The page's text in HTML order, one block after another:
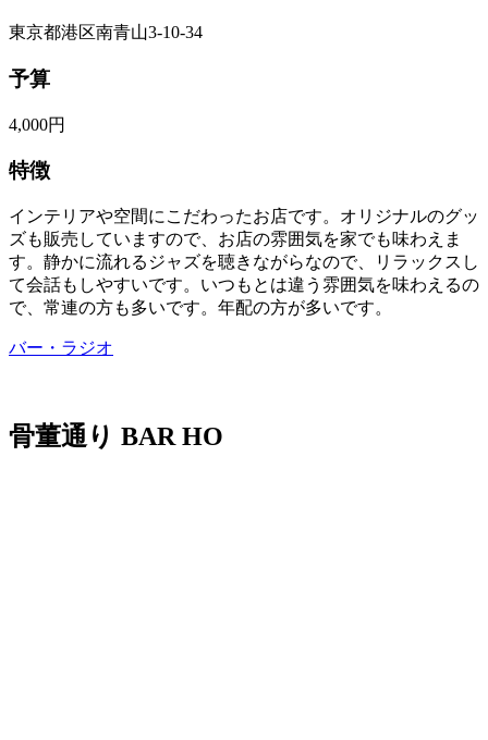
東京都港区南青山3-10-34
予算
4,000円
特徴
インテリアや空間にこだわったお店です。オリジナルのグッ
ズも販売していますので、お店の雰囲気を家でも味わえま
す。静かに流れるジャズを聴きながらなので、リラックスし
て会話もしやすいです。いつもとは違う雰囲気を味わえるの
で、常連の方も多いです。年配の方が多いです。
バー・ラジオ
骨董通り BAR HO